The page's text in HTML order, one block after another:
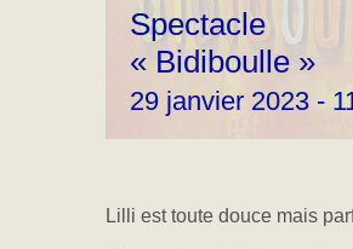
Spectacle
« Bidiboulle »
29 janvier 2023 -
Lilli est toute douce mais